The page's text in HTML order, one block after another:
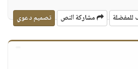
مشاركة النص تصميم دعوي